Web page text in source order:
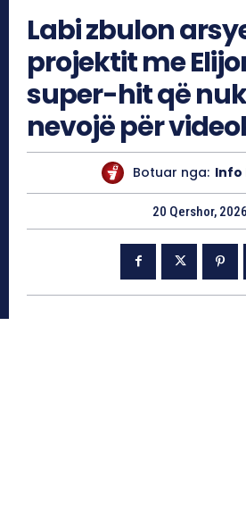
Labi zbulon
projektit me
super-hit që
nevojë për
Botuar nga: Info
20 Qershor, 2026